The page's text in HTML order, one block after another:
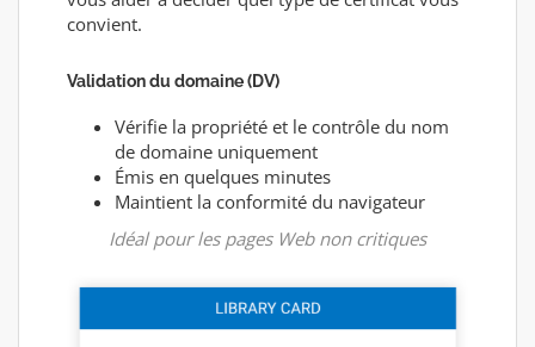
convient.
Validation du domaine (DV)
Vérifie la propriété et le contrôle du nom
de domaine uniquement
Émis en quelques minutes
Maintient la conformité du navigateur
Idéal pour les pages Web non critiques